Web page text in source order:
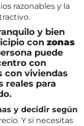
razonables y la
y bien
con zonas
puede
con
con viviendas
reales para
y decidir según
Y si necesitas